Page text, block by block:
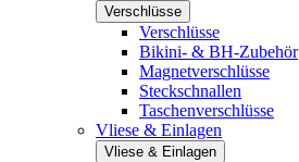
Verschlüsse
Verschlüsse
Bikini- & BH-Zubehör
Magnetverschlüsse
Steckschnallen
Taschenverschlüsse
Vliese & Einlagen
Vliese & Einlagen